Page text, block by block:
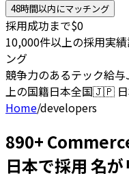
48時間以内にマッチング
採用成功まで$0
10,000件以上の採用実績
ング
競争力のあるテック給与
上の国籍日本全国🇯🇵
Home/developers
890+
日本で採用 名